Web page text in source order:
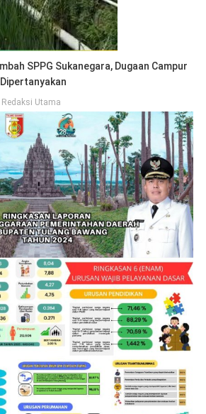
SPPG Sukanegara, Dugaan Campur
Redaksi Utama